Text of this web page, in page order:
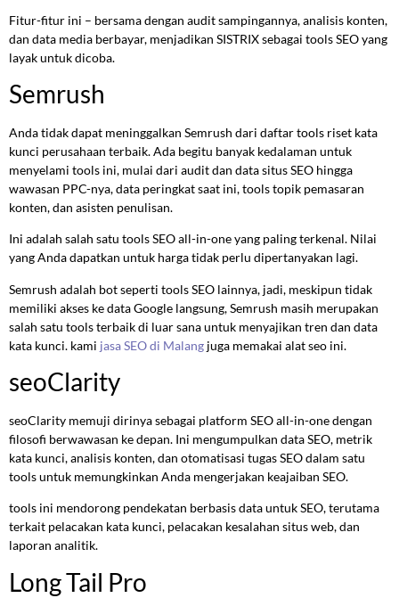
Fitur-fitur ini – bersama dengan audit sampingannya, analisis konten,
dan data media berbayar, menjadikan SISTRIX sebagai tools SEO yang
layak untuk dicoba.
Semrush
Anda tidak dapat meninggalkan Semrush dari daftar tools riset kata
kunci perusahaan terbaik. Ada begitu banyak kedalaman untuk
menyelami tools ini, mulai dari audit dan data situs SEO hingga
wawasan PPC-nya, data peringkat saat ini, tools topik pemasaran
konten, dan asisten penulisan.
Ini adalah salah satu tools SEO all-in-one yang paling terkenal. Nilai
yang Anda dapatkan untuk harga tidak perlu dipertanyakan lagi.
Semrush adalah bot seperti tools SEO lainnya, jadi, meskipun tidak
memiliki akses ke data Google langsung, Semrush masih merupakan
salah satu tools terbaik di luar sana untuk menyajikan tren dan data
kata kunci. kami jasa SEO di Malang juga memakai alat seo ini.
seoClarity
seoClarity memuji dirinya sebagai platform SEO all-in-one dengan
filosofi berwawasan ke depan. Ini mengumpulkan data SEO, metrik
kata kunci, analisis konten, dan otomatisasi tugas SEO dalam satu
tools untuk memungkinkan Anda mengerjakan keajaiban SEO.
tools ini mendorong pendekatan berbasis data untuk SEO, terutama
terkait pelacakan kata kunci, pelacakan kesalahan situs web, dan
laporan analitik.
Long Tail Pro